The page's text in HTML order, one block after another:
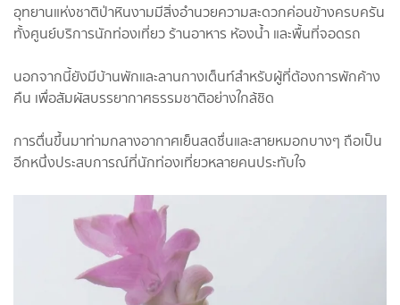
อุทยานแห่งชาติป่าหินงามมีสิ่งอำนวยความสะดวกค่อนข้างครบครัน
ทั้งศูนย์บริการนักท่องเที่ยว ร้านอาหาร ห้องน้ำ และพื้นที่จอดรถ
นอกจากนี้ยังมีบ้านพักและลานกางเต็นท์สำหรับผู้ที่ต้องการพักค้าง
คืน เพื่อสัมผัสบรรยากาศธรรมชาติอย่างใกล้ชิด
การตื่นขึ้นมาท่ามกลางอากาศเย็นสดชื่นและสายหมอกบางๆ ถือเป็น
อีกหนึ่งประสบการณ์ที่นักท่องเที่ยวหลายคนประทับใจ